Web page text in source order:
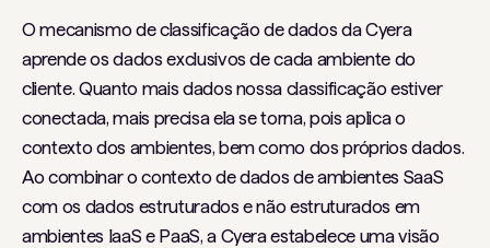
O mecanismo de classificação de dados da Cyera
aprende os dados exclusivos de cada ambiente do
cliente. Quanto mais dados nossa classificação estiver
conectada, mais precisa ela se torna, pois aplica o
contexto dos ambientes, bem como dos próprios dados.
Ao combinar o contexto de dados de ambientes SaaS
com os dados estruturados e não estruturados em
ambientes IaaS e PaaS, a Cyera estabelece uma visão